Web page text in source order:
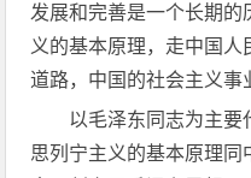
发展和完善是一个长期的
义的基本原理，走中国
道路，中国的社会主义事
以毛泽东同志为主要
思列宁主义的基本原理